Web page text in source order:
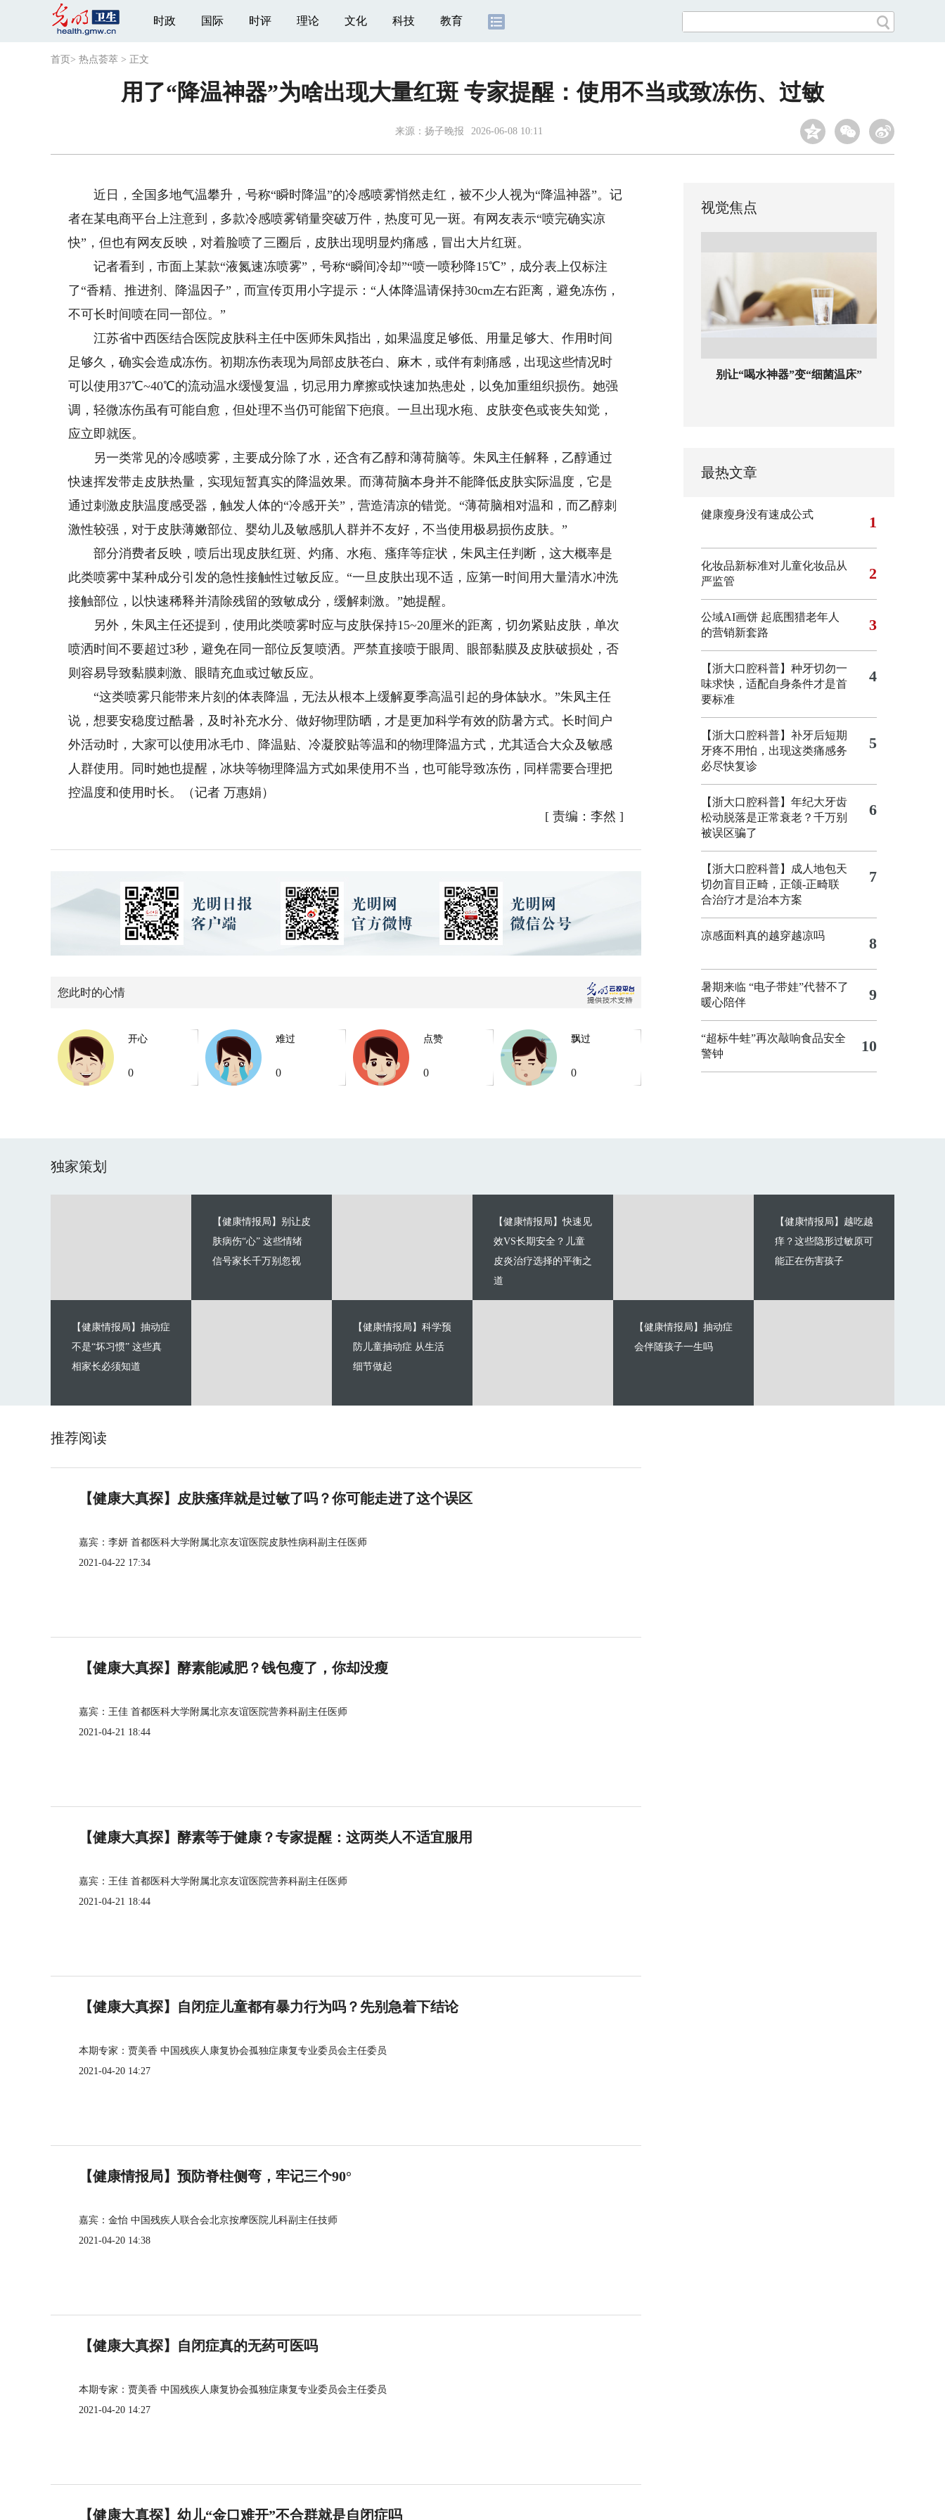
时政 国际 时评 理论 文化 科技 教育
首页 > 热点荟萃 > 正文
用了“降温神器”为啥出现大量红斑 专家提醒：使用不当或致冻伤、过敏
来源： 扬子晚报 2026-06-08 10:11
近日，全国多地气温攀升，号称“瞬时降温”的冷感喷雾悄然走红，被不少人视为“降温神器”。记
者在某电商平台上注意到，多款冷感喷雾销量突破万件，热度可见一斑。有网友表示“喷完确实凉
快”，但也有网友反映，对着脸喷了三圈后，皮肤出现明显灼痛感，冒出大片红斑。
记者看到，市面上某款“液氮速冻喷雾”，号称“瞬间冷却”“喷一喷秒降15℃”，成分表上仅标注
了“香精、推进剂、降温因子”，而宣传页用小字提示：“人体降温请保持30cm左右距离，避免冻伤，
不可长时间喷在同一部位。”
江苏省中西医结合医院皮肤科主任中医师朱凤指出，如果温度足够低、用量足够大、作用时间
足够久，确实会造成冻伤。初期冻伤表现为局部皮肤苍白、麻木，或伴有刺痛感，出现这些情况时
可以使用37℃~40℃的流动温水缓慢复温，切忌用力摩擦或快速加热患处，以免加重组织损伤。她强
调，轻微冻伤虽有可能自愈，但处理不当仍可能留下疤痕。一旦出现水疱、皮肤变色或丧失知觉，
应立即就医。
另一类常见的冷感喷雾，主要成分除了水，还含有乙醇和薄荷脑等。朱凤主任解释，乙醇通过
快速挥发带走皮肤热量，实现短暂真实的降温效果。而薄荷脑本身并不能降低皮肤实际温度，它是
通过刺激皮肤温度感受器，触发人体的“冷感开关”，营造清凉的错觉。“薄荷脑相对温和，而乙醇刺
激性较强，对于皮肤薄嫩部位、婴幼儿及敏感肌人群并不友好，不当使用极易损伤皮肤。”
部分消费者反映，喷后出现皮肤红斑、灼痛、水疱、瘙痒等症状，朱凤主任判断，这大概率是
此类喷雾中某种成分引发的急性接触性过敏反应。“一旦皮肤出现不适，应第一时间用大量清水冲洗
接触部位，以快速稀释并清除残留的致敏成分，缓解刺激。”她提醒。
另外，朱凤主任还提到，使用此类喷雾时应与皮肤保持15~20厘米的距离，切勿紧贴皮肤，单次
喷洒时间不要超过3秒，避免在同一部位反复喷洒。严禁直接喷于眼周、眼部黏膜及皮肤破损处，否
则容易导致黏膜刺激、眼睛充血或过敏反应。
“这类喷雾只能带来片刻的体表降温，无法从根本上缓解夏季高温引起的身体缺水。”朱凤主任
说，想要安稳度过酷暑，及时补充水分、做好物理防晒，才是更加科学有效的防暑方式。长时间户
外活动时，大家可以使用冰毛巾、降温贴、冷凝胶贴等温和的物理降温方式，尤其适合大众及敏感
人群使用。同时她也提醒，冰块等物理降温方式如果使用不当，也可能导致冻伤，同样需要合理把
控温度和使用时长。（记者 万惠娟）
[ 责编：李然 ]
您此时的心情
开心
0
难过
0
点赞
0
飘过
0
视觉焦点
别让“喝水神器”变“细菌温床”
最热文章
健康瘦身没有速成公式 1
化妆品新标准对儿童化妆品从
严监管
2
公域AI画饼 起底围猎老年人
的营销新套路
3
【浙大口腔科普】种牙切勿一
味求快，适配自身条件才是首
要标准
4
【浙大口腔科普】补牙后短期
牙疼不用怕，出现这类痛感务
必尽快复诊
5
【浙大口腔科普】年纪大牙齿
松动脱落是正常衰老？千万别
被误区骗了
6
【浙大口腔科普】成人地包天
切勿盲目正畸，正颌‑正畸联
合治疗才是治本方案
7
凉感面料真的越穿越凉吗 8
暑期来临 “电子带娃”代替不了
暖心陪伴
9
“超标牛蛙”再次敲响食品安全
警钟
10
独家策划
【健康情报局】别让皮
肤病伤“心” 这些情绪
信号家长千万别忽视
【健康情报局】抽动症
不是“坏习惯” 这些真
相家长必须知道
【健康情报局】快速见
效VS长期安全？儿童
皮炎治疗选择的平衡之
道
【健康情报局】科学预
防儿童抽动症 从生活
细节做起
【健康情报局】越吃越
痒？这些隐形过敏原可
能正在伤害孩子
【健康情报局】抽动症
会伴随孩子一生吗
推荐阅读
【健康大真探】皮肤瘙痒就是过敏了吗？你可能走进了这个误区
嘉宾：李妍 首都医科大学附属北京友谊医院皮肤性病科副主任医师
2021-04-22 17:34
【健康大真探】酵素能减肥？钱包瘦了，你却没瘦
嘉宾：王佳 首都医科大学附属北京友谊医院营养科副主任医师
2021-04-21 18:44
【健康大真探】酵素等于健康？专家提醒：这两类人不适宜服用
嘉宾：王佳 首都医科大学附属北京友谊医院营养科副主任医师
2021-04-21 18:44
【健康大真探】自闭症儿童都有暴力行为吗？先别急着下结论
本期专家：贾美香 中国残疾人康复协会孤独症康复专业委员会主任委员
2021-04-20 14:27
【健康情报局】预防脊柱侧弯，牢记三个90°
嘉宾：金怡 中国残疾人联合会北京按摩医院儿科副主任技师
2021-04-20 14:38
【健康大真探】自闭症真的无药可医吗
本期专家：贾美香 中国残疾人康复协会孤独症康复专业委员会主任委员
2021-04-20 14:27
【健康大真探】幼儿“金口难开”不合群就是自闭症吗